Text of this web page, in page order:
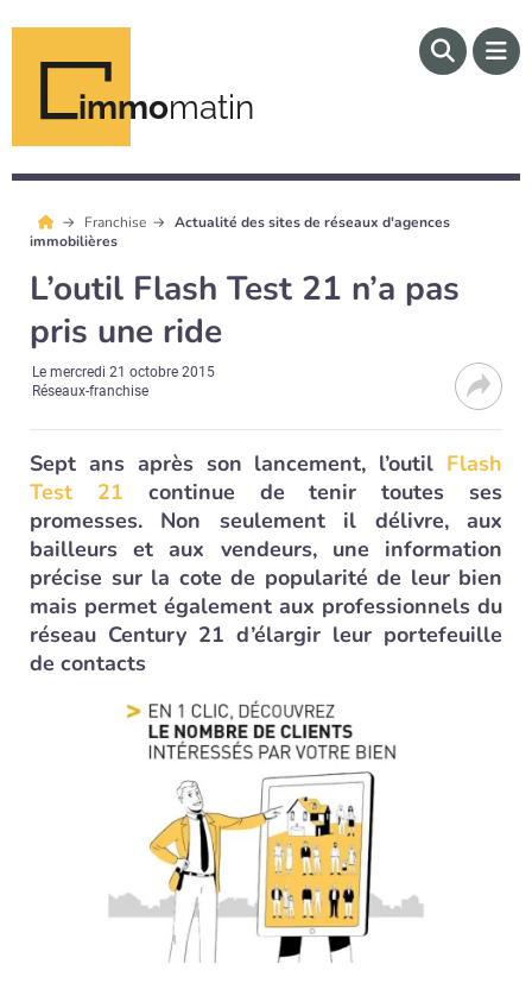
immomatin
Franchise
Actualité des sites de réseaux d'agences
immobilières
L’outil Flash Test 21 n’a pas
pris une ride
Lemercredi 21 octobre 2015
Réseaux-franchise
Sept ans après son lancement, l’outil Flash
Test 21 continue de tenir toutes ses
promesses. Non seulement il délivre, aux
bailleurs et aux vendeurs, une information
précise sur la cote de popularité de leur bien
mais permet également aux professionnels du
réseau Century 21 d’élargir leur portefeuille
de contacts